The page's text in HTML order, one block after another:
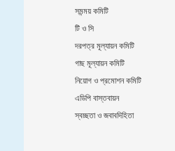
সমন্ময় কমিটি
টি ও সি
দরপত্র মূল্যায়ন কমিটি
গাছ মূল্যায়ন কমিটি
নিয়োগ ও প্রমোশন কমিটি
এডিপি বাস্তবায়ন
স্বচ্ছতা ও জবাবদিহিতা